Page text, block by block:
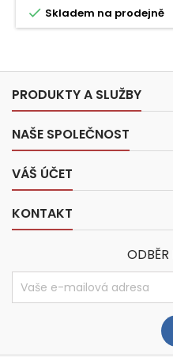
 Skladem na prodejně
PRODUKTY A SLUŽBY
NAŠE SPOLEČNOST
VÁŠ ÚČET
KONTAKT